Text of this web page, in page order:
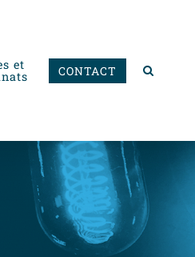
et CONTACT